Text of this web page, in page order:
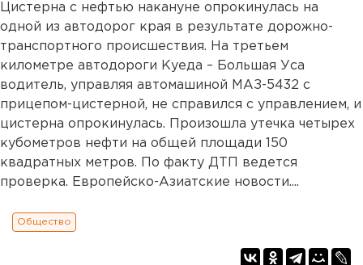
Цистерна с нефтью накануне опрокинулась на
одной из автодорог края в результате дорожно-
транспортного происшествия. На третьем
километре автодороги Куеда – Большая Уса
водитель, управляя автомашиной МАЗ-5432 с
прицепом-цистерной, не справился с управлением, и
цистерна опрокинулась. Произошла утечка четырех
кубометров нефти на общей площади 150
квадратных метров. По факту ДТП ведется
проверка. Европейско-Азиатские новости....
Общество